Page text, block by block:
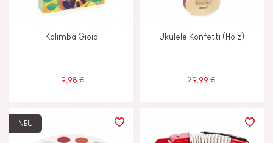
Kalimba Gioia
19,98 €
Ukulele Konfetti (Holz)
29,99 €
NEU